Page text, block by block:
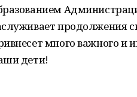
продолжения
много важного и
дети!